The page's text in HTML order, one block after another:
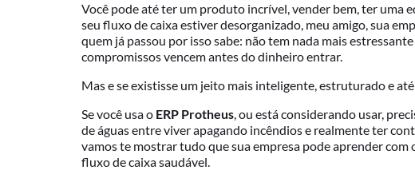
Você pode até ter um produto incrível, vender bem, ter uma
seu fluxo de caixa estiver desorganizado, meu amigo, sua
quem já passou por isso sabe: não tem nada mais
compromissos vencem antes do dinheiro entrar.
Mas e se existisse um jeito mais inteligente, estruturado e
Se você usa o ERP Protheus, ou está considerando usar,
de águas entre viver apagando incêndios e realmente ter
vamos te mostrar tudo que sua empresa pode aprender com
fluxo de caixa saudável.